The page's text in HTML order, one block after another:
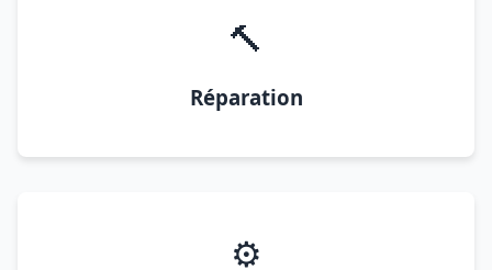
🔨
Réparation
⚙️